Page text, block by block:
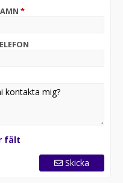
Förvaringspaket,
med
F1-paddlar, Gul
online, MB mobilo
USB/Ipod-
3-zons klima,
golvmattor med gul
9-växlad
körupplevelse,
*
fält
Skicka